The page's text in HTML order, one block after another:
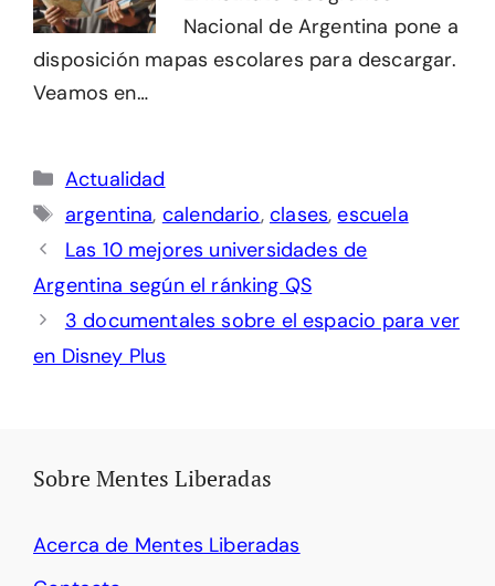
Nacional de Argentina pone a
disposición mapas escolares para descargar.
Veamos en…
Categorías
Actualidad
Etiquetas
argentina, calendario, clases,escuela
Las 10 mejores universidades de
Argentina según el ránking QS
3 documentales sobre el espacio para ver
en Disney Plus
Sobre Mentes Liberadas
Acerca de Mentes Liberadas